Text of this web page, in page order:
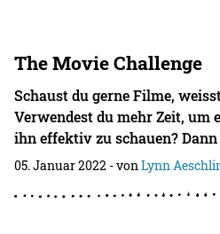
The Movie Challenge
Schaust du gerne Filme,
Verwendest du mehr Zeit, um
ihn effektiv zu schauen?
05. Januar 2022 - vonLynn